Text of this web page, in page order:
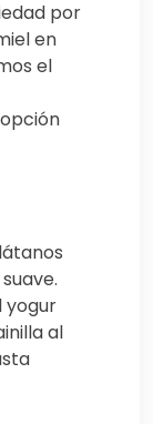
por
en
el
yogur
al